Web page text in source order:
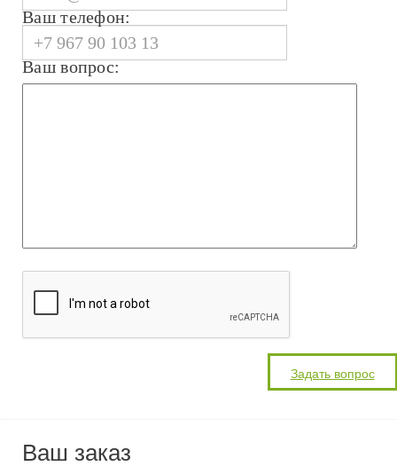
Ваш телефон:
Ваш вопрос:
Ваш заказ